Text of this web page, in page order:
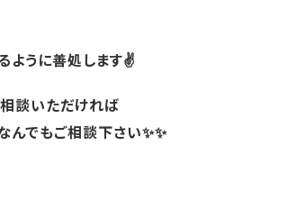
ように善処します✌
相談いただければ
んでもご相談下さい✨✨